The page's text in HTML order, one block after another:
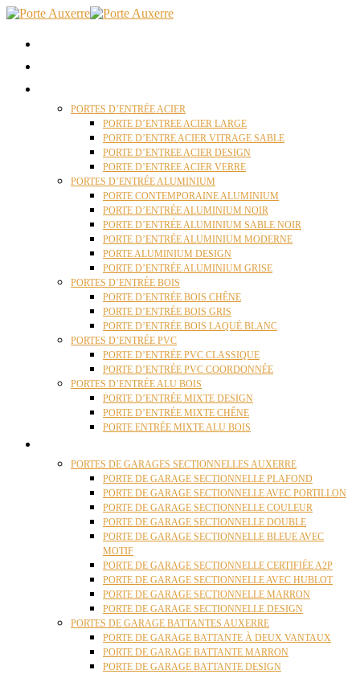
PORTES D’ENTRÉE ACIER
PORTE D’ENTREE ACIER LARGE
PORTE D’ENTRE ACIER VITRAGE SABLE
PORTE D’ENTREE ACIER DESIGN
PORTE D’ENTREE ACIER VERRE
PORTES D’ENTRÉE ALUMINIUM
PORTE CONTEMPORAINE ALUMINIUM
PORTE D’ENTRÉE ALUMINIUM NOIR
PORTE D’ENTRÉE ALUMINIUM SABLE NOIR
PORTE D’ENTRÉE ALUMINIUM MODERNE
PORTE ALUMINIUM DESIGN
PORTE D’ENTRÉE ALUMINIUM GRISE
PORTES D’ENTRÉE BOIS
PORTE D’ENTRÉE BOIS CHÊNE
PORTE D’ENTRÉE BOIS GRIS
PORTE D’ENTRÉE BOIS LAQUÉ BLANC
PORTES D’ENTRÉE PVC
PORTE D’ENTRÉE PVC CLASSIQUE
PORTE D’ENTRÉE PVC COORDONNÉE
PORTES D’ENTRÉE ALU BOIS
PORTE D’ENTRÉE MIXTE DESIGN
PORTE D’ENTRÉE MIXTE CHÊNE
PORTE ENTRÉE MIXTE ALU BOIS
PORTES DE GARAGES SECTIONNELLES AUXERRE
PORTE DE GARAGE SECTIONNELLE PLAFOND
PORTE DE GARAGE SECTIONNELLE AVEC PORTILLON
PORTE DE GARAGE SECTIONNELLE COULEUR
PORTE DE GARAGE SECTIONNELLE DOUBLE
PORTE DE GARAGE SECTIONNELLE BLEUE AVEC
MOTIF
PORTE DE GARAGE SECTIONNELLE CERTIFIÉE A2P
PORTE DE GARAGE SECTIONNELLE AVEC HUBLOT
PORTE DE GARAGE SECTIONNELLE MARRON
PORTE DE GARAGE SECTIONNELLE DESIGN
PORTES DE GARAGE BATTANTES AUXERRE
PORTE DE GARAGE BATTANTE À DEUX VANTAUX
PORTE DE GARAGE BATTANTE MARRON
PORTE DE GARAGE BATTANTE DESIGN